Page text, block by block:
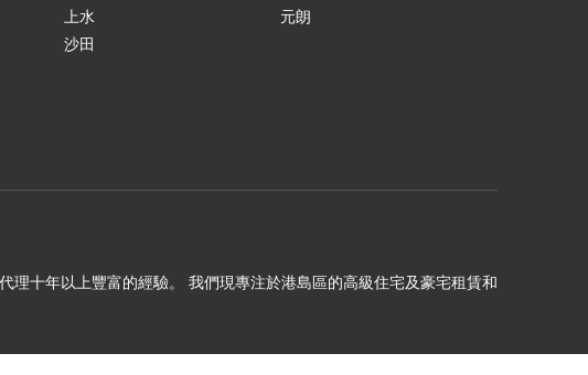
上水
沙田
元朗
十年以上豐富的經驗。 我們現專注於港島區的高級住宅及豪宅租賃和